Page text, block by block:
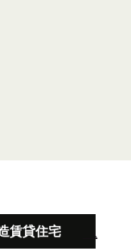
賃貸住宅